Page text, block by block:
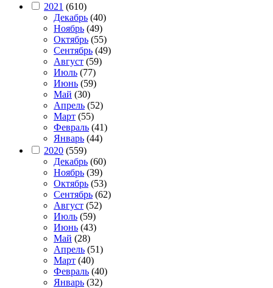
2021 (610)
Декабрь (40)
Ноябрь (49)
Октябрь (55)
Сентябрь (49)
Август (59)
Июль (77)
Июнь (59)
Май (30)
Апрель (52)
Март (55)
Февраль (41)
Январь (44)
2020 (559)
Декабрь (60)
Ноябрь (39)
Октябрь (53)
Сентябрь (62)
Август (52)
Июль (59)
Июнь (43)
Май (28)
Апрель (51)
Март (40)
Февраль (40)
Январь (32)